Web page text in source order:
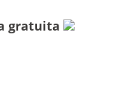
gratuita